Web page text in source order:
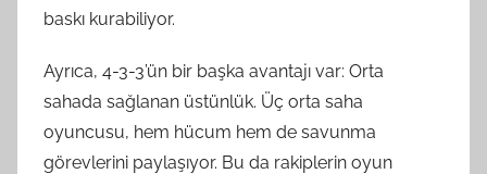
baskı kurabiliyor.
Ayrıca, 4-3-3’ün bir başka avantajı var: Orta
sahada sağlanan üstünlük. Üç orta saha
oyuncusu, hem hücum hem de savunma
görevlerini paylaşıyor. Bu da rakiplerin oyun